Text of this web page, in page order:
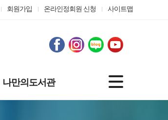
회원가입 온라인정회원 신청 사이트맵
나만의도서관